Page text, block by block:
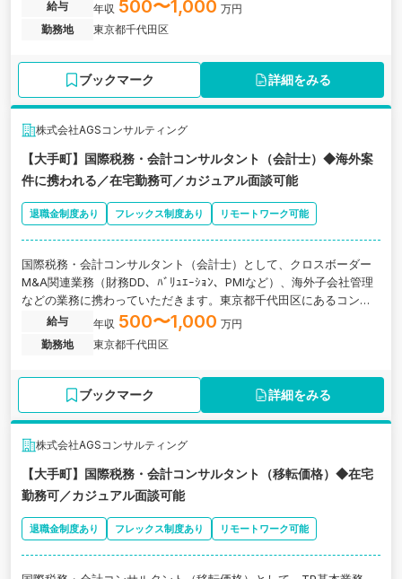
給与 年収 500〜1,000 万円
勤務地
東京都千代田区
ブックマーク 詳細をみる
株式会社AGSコンサルティング
【大手町】国際税務・会計コンサルタント（会計士）◆海外案
件に携われる／在宅勤務可／カジュアル面談可能
退職金制度あり フレックス制度あり リモートワーク可能
国際税務・会計コンサルタント（会計士）として、クロスボーダー
M&A関連業務（財務DD、ﾊﾞﾘｭｴｰｼｮﾝ、PMIなど）、海外子会社管理
などの業務に携わっていただきます。東京都千代田区にあるコンサ
ルティング会社の求人です。
給与 年収 500〜1,000 万円
勤務地
東京都千代田区
ブックマーク 詳細をみる
株式会社AGSコンサルティング
【大手町】国際税務・会計コンサルタント（移転価格）◆在宅
勤務可／カジュアル面談可能
退職金制度あり フレックス制度あり リモートワーク可能